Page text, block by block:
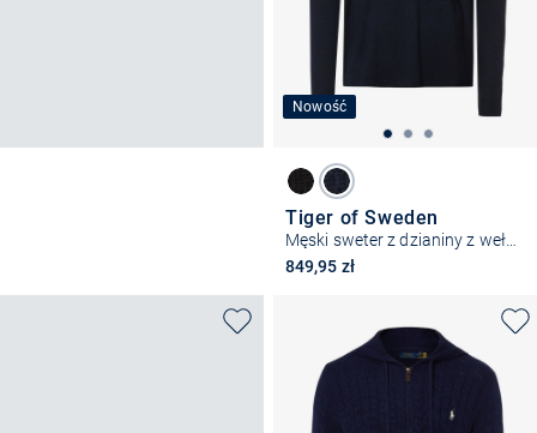
Nowość
Tiger of Sweden
Męski sweter z dzianiny z wełny merynosowej
849,95 zł